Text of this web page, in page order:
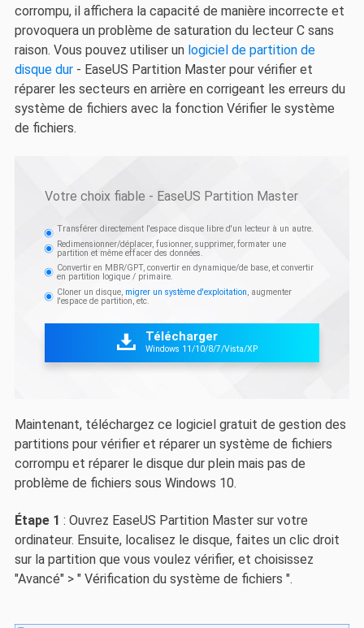
corrompu, il affichera la capacité de manière incorrecte et
provoquera un problème de saturation du lecteur C sans
raison. Vous pouvez utiliser un logiciel de partition de
disque dur- EaseUS Partition Master pour vérifier et
réparer les secteurs en arrière en corrigeant les erreurs du
système de fichiers avec la fonction Vérifier le système
de fichiers.
Votre choix fiable - EaseUS Partition Master
Transférer directement l'espace disque libre d'un lecteur à un autre.
Redimensionner/déplacer, fusionner, supprimer, formater une
partition et même effacer des données.
Convertir en MBR/GPT, convertir en dynamique/de base, et convertir
en partition logique / primaire.
Cloner un disque, migrer un système d'exploitation, augmenter
l'espace de partition, etc.
 Télécharger
Windows 11/10/8/7/Vista/XP
Maintenant, téléchargez ce logiciel gratuit de gestion des
partitions pour vérifier et réparer un système de fichiers
corrompu et réparer le disque dur plein mais pas de
problème de fichiers sous Windows 10.
Étape 1 : Ouvrez EaseUS Partition Master sur votre
ordinateur. Ensuite, localisez le disque, faites un clic droit
sur la partition que vous voulez vérifier, et choisissez
"Avancé" > " Vérification du système de fichiers ".